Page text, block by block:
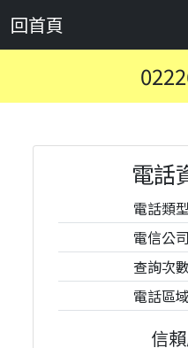
回首頁
電話
電話類
電信公司
查詢次數
電話區域
信